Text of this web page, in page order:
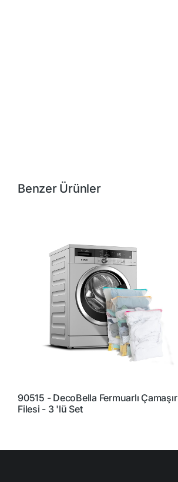
Benzer Ürünler
90515 - DecoBella Fermuarlı Çamaşır
Filesi - 3 'lü Set